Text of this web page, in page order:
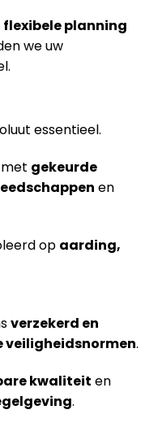
flexibele planning
we uw
essentieel.
gekeurde
en
op aarding,
verzekerd en
veiligheidsnormen.
kwaliteit en
.